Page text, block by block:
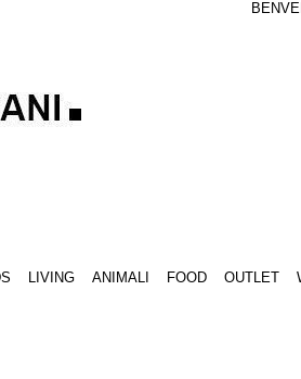
LIVING ANIMALI FOOD OUTLET